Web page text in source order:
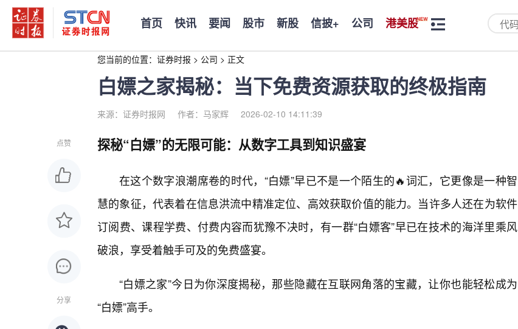
首页 快讯 要闻 股市 新股 信披+ 公司 港美股
您当前的位置： 证券时报 > 公司 > 正文
白嫖之家揭秘：当下免费资源获取的终极指南
来源：证券时报网 作者：马家辉 2026-02-10 14:11:39
点赞
分享
探秘“白嫖”的无限可能：从数字工具到知识盛宴
在这个数字浪潮席卷的时代，“白嫖”早已不是一个陌生的🔥词汇，它更像是一种智
慧的象征，代表着在信息洪流中精准定位、高效获取价值的能力。当许多人还在为软件
订阅费、课程学费、付费内容而犹豫不决时，有一群“白嫖客”早已在技术的海洋里乘风
破浪，享受着触手可及的免费盛宴。
“白嫖之家”今日为你深度揭秘，那些隐藏在互联网角落的宝藏，让你也能轻松成为
“白嫖”高手。